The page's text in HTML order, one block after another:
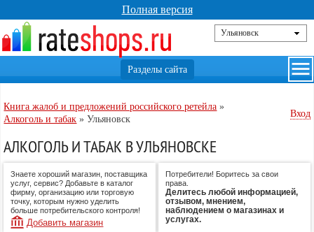
Полная версия
Книга жалоб и предложений российского ретейла »
Алкоголь и табак »Ульяновск
Вход
АЛКОГОЛЬ И ТАБАК В УЛЬЯНОВСКЕ
Знаете хороший магазин, поставщика
услуг, сервис? Добавьте в каталог
фирму, организацию или торговую
точку, которым нужно уделить
больше потребительского контроля!
Добавить магазин
Потребители! Боритесь за свои
права.
Делитесь любой информацией,
отзывом, мнением,
наблюдением о магазинах и
услугах.